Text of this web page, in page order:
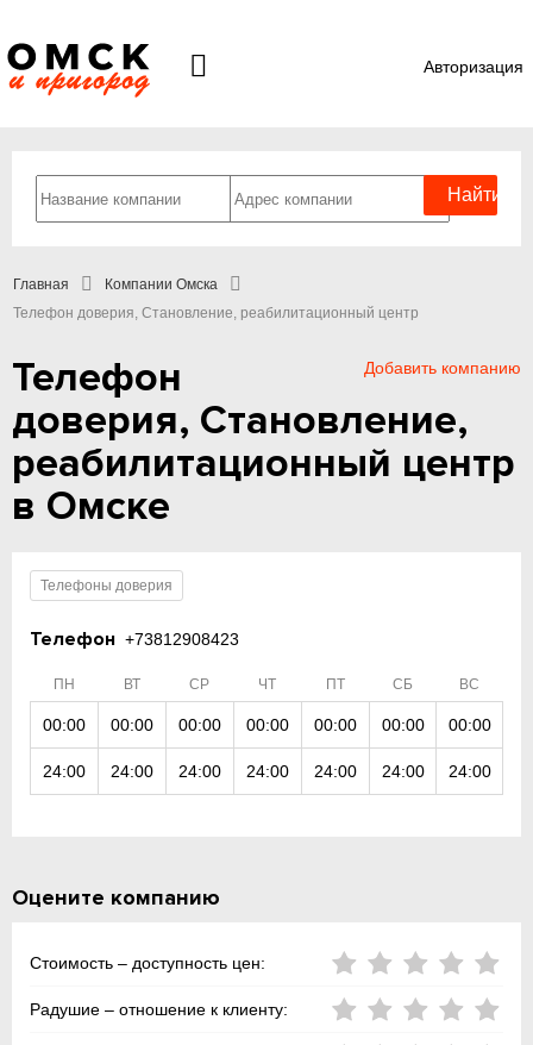
Авторизация
Главная
Компании Омска
Телефон доверия, Становление, реабилитационный центр
Добавить компанию
Телефон
доверия, Становление,
реабилитационный центр
в Омске
Телефоны доверия
Телефон +73812908423
ПН ВТ СР ЧТ ПТ СБ ВС
00:00 00:00 00:00 00:00 00:00 00:00 00:00
24:00 24:00 24:00 24:00 24:00 24:00 24:00
Оцените компанию
Стоимость – доступность цен:
Радушие – отношение к клиенту: